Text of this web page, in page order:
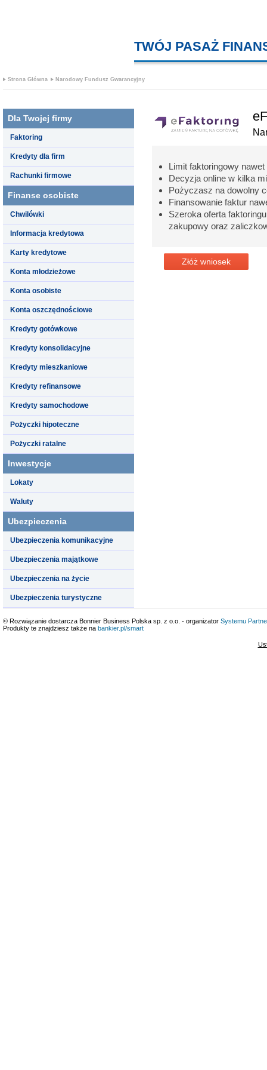
TWÓJ PASAŻ
Strona Główna Narodowy Fundusz Gwarancyjny
Dla Twojej firmy
Faktoring
Kredyty dla firm
Rachunki firmowe
Finanse osobiste
Chwilówki
Informacja kredytowa
Karty kredytowe
Konta młodzieżowe
Konta osobiste
Konta oszczędnościowe
Kredyty gotówkowe
Kredyty konsolidacyjne
Kredyty mieszkaniowe
Kredyty refinansowe
Kredyty samochodowe
Pożyczki hipoteczne
Pożyczki ratalne
Inwestycje
Lokaty
Waluty
Ubezpieczenia
Ubezpieczenia komunikacyjne
Ubezpieczenia majątkowe
Ubezpieczenia na życie
Ubezpieczenia turystyczne
Limit faktoringowy nawet
Decyzja online w kilka
Pożyczasz na dowolny
Finansowanie faktur
Szeroka oferta
zakupowy oraz
Złóż wniosek
© Rozwiązanie dostarcza Bonnier Business Polska sp. z o.o. - organizator Systemu
Produkty te znajdziesz także na bankier.pl/smart